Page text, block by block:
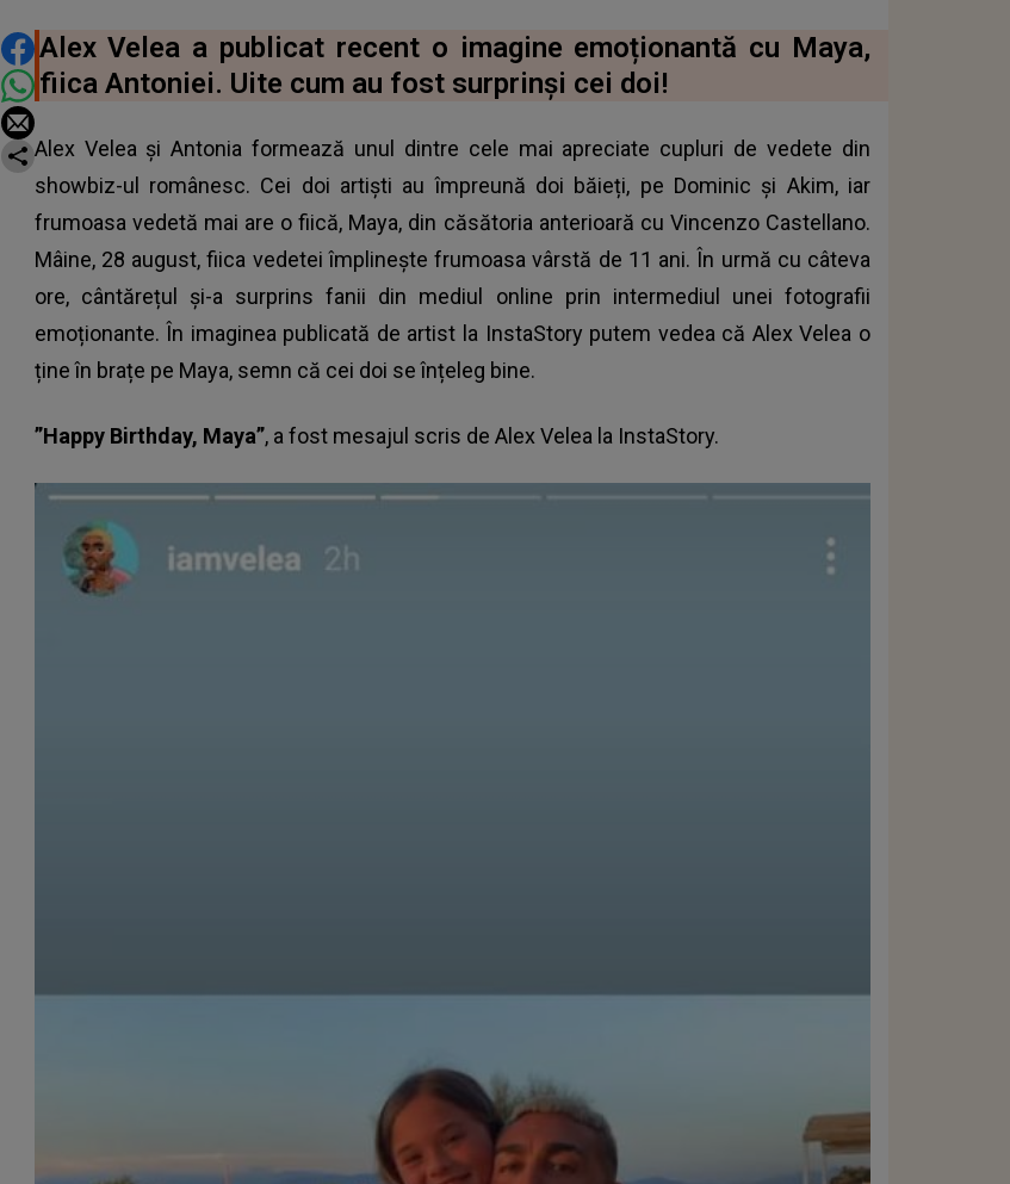
DISTRIBUIE ARTICOLUL
Alex Velea a publicat recent o imagine emoționantă cu Maya,
fiica Antoniei. Uite cum au fost surprinși cei doi!
Alex Velea și Antonia formează unul dintre cele mai apreciate cupluri de vedete din
showbiz-ul românesc. Cei doi artiști au împreună doi băieți, pe Dominic și Akim, iar
frumoasa vedetă mai are o fiică, Maya, din căsătoria anterioară cu Vincenzo Castellano.
Mâine, 28 august, fiica vedetei împlinește frumoasa vârstă de 11 ani. În urmă cu câteva
ore, cântărețul și-a surprins fanii din mediul online prin intermediul unei fotografii
emoționante. În imaginea publicată de artist la InstaStory putem vedea că Alex Velea o
ține în brațe pe Maya, semn că cei doi se înțeleg bine.
”Happy Birthday, Maya”, a fost mesajul scris de Alex Velea la InstaStory.